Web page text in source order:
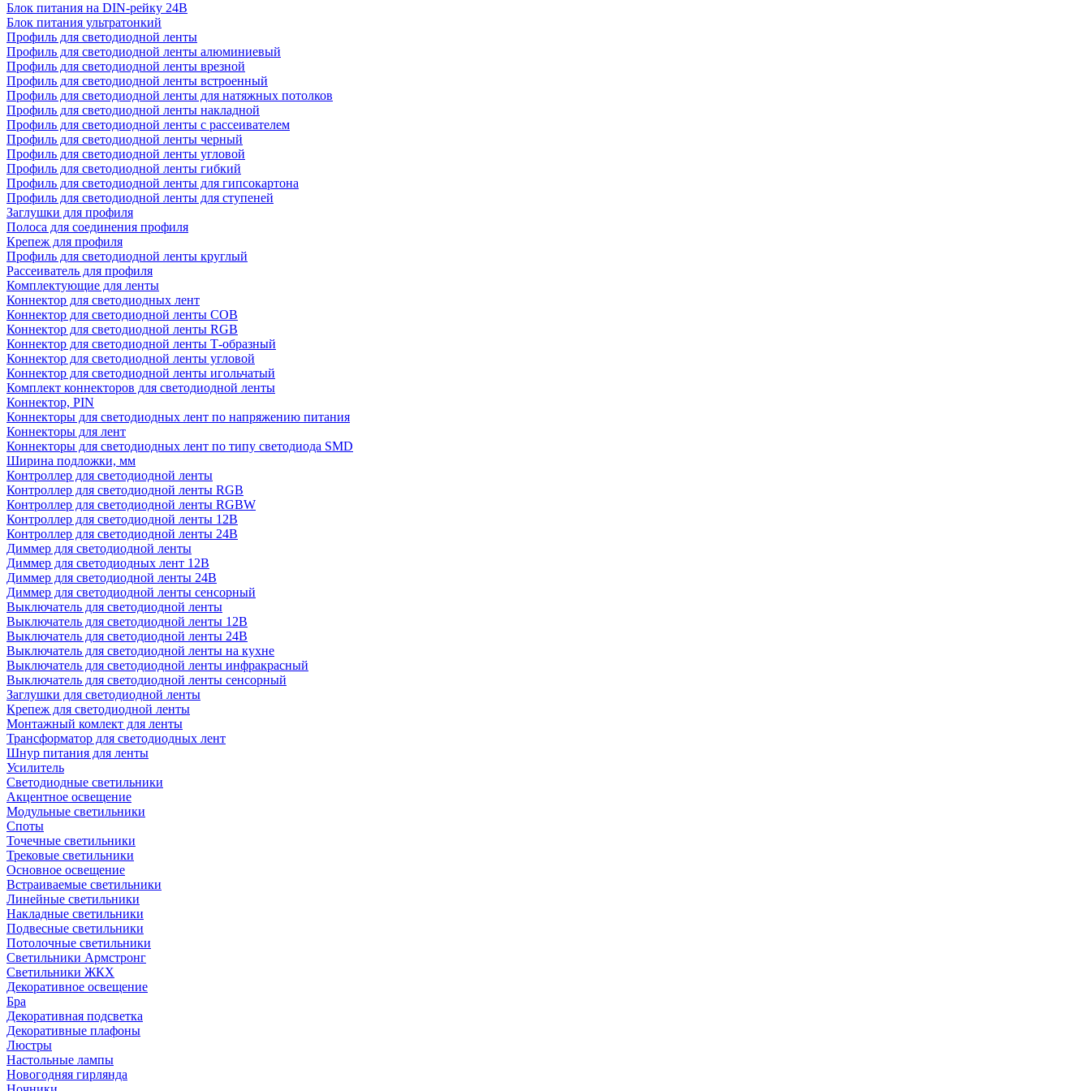
Блок питания на DIN-рейку 24В
Блок питания ультратонкий
Профиль для светодиодной ленты
Профиль для светодиодной ленты алюминиевый
Профиль для светодиодной ленты врезной
Профиль для светодиодной ленты встроенный
Профиль для светодиодной ленты для натяжных потолков
Профиль для светодиодной ленты накладной
Профиль для светодиодной ленты с рассеивателем
Профиль для светодиодной ленты черный
Профиль для светодиодной ленты угловой
Профиль для светодиодной ленты гибкий
Профиль для светодиодной ленты для гипсокартона
Профиль для светодиодной ленты для ступеней
Заглушки для профиля
Полоса для соединения профиля
Крепеж для профиля
Профиль для светодиодной ленты круглый
Рассеиватель для профиля
Комплектующие для ленты
Коннектор для светодиодных лент
Коннектор для светодиодной ленты COB
Коннектор для светодиодной ленты RGB
Коннектор для светодиодной ленты Т-образный
Коннектор для светодиодной ленты угловой
Коннектор для светодиодной ленты игольчатый
Комплект коннекторов для светодиодной ленты
Коннектор, PIN
Коннекторы для светодиодных лент по напряжению питания
Коннекторы для лент
Коннекторы для светодиодных лент по типу светодиода SMD
Ширина подложки, мм
Контроллер для светодиодной ленты
Контроллер для светодиодной ленты RGB
Контроллер для светодиодной ленты RGBW
Контроллер для светодиодной ленты 12В
Контроллер для светодиодной ленты 24В
Диммер для светодиодной ленты
Диммер для светодиодных лент 12В
Диммер для светодиодной ленты 24В
Диммер для светодиодной ленты сенсорный
Выключатель для светодиодной ленты
Выключатель для светодиодной ленты 12В
Выключатель для светодиодной ленты 24В
Выключатель для светодиодной ленты на кухне
Выключатель для светодиодной ленты инфракрасный
Выключатель для светодиодной ленты сенсорный
Заглушки для светодиодной ленты
Крепеж для светодиодной ленты
Монтажный комлект для ленты
Трансформатор для светодиодных лент
Шнур питания для ленты
Усилитель
Светодиодные светильники
Акцентное освещение
Модульные светильники
Споты
Точечные светильники
Трековые светильники
Основное освещение
Встраиваемые светильники
Линейные светильники
Накладные светильники
Подвесные светильники
Потолочные светильники
Светильники Армстронг
Светильники ЖКХ
Декоративное освещение
Бра
Декоративная подсветка
Декоративные плафоны
Люстры
Настольные лампы
Новогодняя гирлянда